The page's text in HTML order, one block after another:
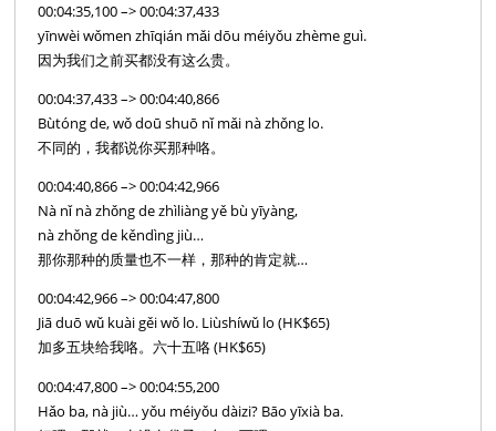
00:04:35,100 –> 00:04:37,433
yīnwèi wǒmen zhīqián mǎi dōu méiyǒu zhème guì.
因为我们之前买都没有这么贵。
00:04:37,433 –> 00:04:40,866
Bùtóng de, wǒ doū shuō nǐ mǎi nà zhǒng lo.
不同的，我都说你买那种咯。
00:04:40,866 –> 00:04:42,966
Nà nǐ nà zhǒng de zhìliàng yě bù yīyàng,
nà zhǒng de kěndìng jiù…
那你那种的质量也不一样，那种的肯定就…
00:04:42,966 –> 00:04:47,800
Jiā duō wǔ kuài gěi wǒ lo. Liùshíwǔ lo (HK$65)
加多五块给我咯。六十五咯 (HK$65)
00:04:47,800 –> 00:04:55,200
Hǎo ba, nà jiù… yǒu méiyǒu dàizi? Bāo yīxià ba.